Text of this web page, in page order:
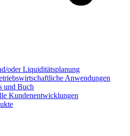
oder Liquiditätsplanung
Anwendungen
und Buch
Kundenentwicklungen